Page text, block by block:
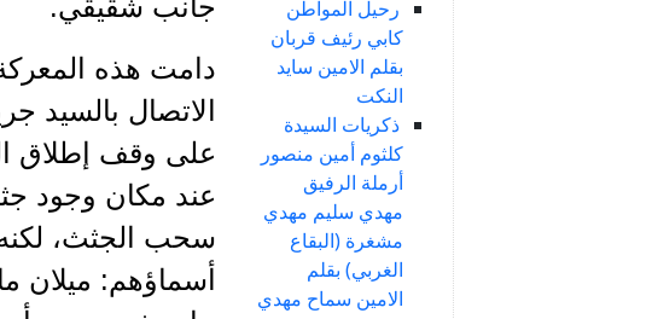
رحيل المواطن
كابي رئيف قربان
بقلم الامين سايد
النكت
ذكريات السيدة
كلثوم أمين منصور
أرملة الرفيق
مهدي سليم مهدي
مشغرة (البقاع
الغربي) بقلم
الامين سماح مهدي
جانب شقيقي.
دامت هذه
الاتصال بالسيد
على وقف إطلاق
عند مكان وجود
سحب الجثث،
أسماؤهم: ميلان